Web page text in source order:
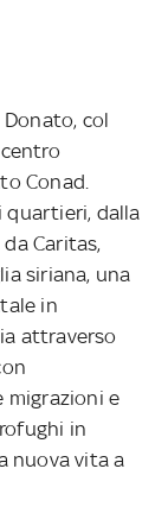
col
Conad.
quartieri, dalla
Caritas,
siriana, una
in
attraverso
migrazioni e
in
nuova vita a